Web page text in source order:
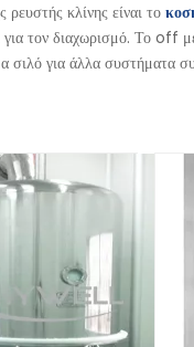
κλίνης είναι το
τον διαχωρισμό. Το off
σιλό για άλλα συστήματα